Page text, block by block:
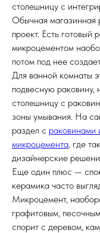
столешницу с
Обычная магазинная
проект. Есть готовый
микроцементом
потом под нее
Для ванной комнаты
подвесную раковину,
столешницу с
зоны умывания. На
раздел с раковинами
микроцемента, где
дизайнерские
Еще один плюс —
керамика часто
Микроцемент,
графитовым,
спорит с деревом,